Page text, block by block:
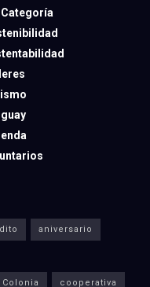
Categoría
aniversario
Colonia cooperativa